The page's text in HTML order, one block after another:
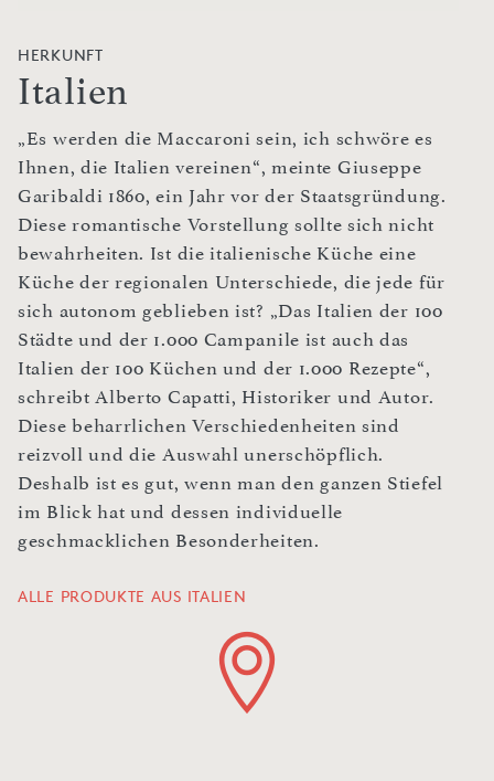
HERKUNFT
Italien
„Es werden die Maccaroni sein, ich schwöre es
Ihnen, die Italien vereinen“, meinte Giuseppe
Garibaldi 1860, ein Jahr vor der Staatsgründung.
Diese romantische Vorstellung sollte sich nicht
bewahrheiten. Ist die italienische Küche eine
Küche der regionalen Unterschiede, die jede für
sich autonom geblieben ist? „Das Italien der 100
Städte und der 1.000 Campanile ist auch das
Italien der 100 Küchen und der 1.000 Rezepte“,
schreibt Alberto Capatti, Historiker und Autor.
Diese beharrlichen Verschiedenheiten sind
reizvoll und die Auswahl unerschöpflich.
Deshalb ist es gut, wenn man den ganzen Stiefel
im Blick hat und dessen individuelle
geschmacklichen Besonderheiten.
ALLE PRODUKTE AUS ITALIEN